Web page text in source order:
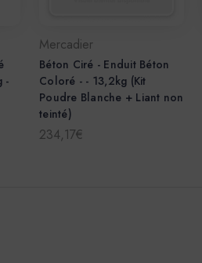
-
Mercadier
Béton Ciré - Enduit Béton
Coloré - - 13,2kg (Kit
Poudre Blanche + Liant non
teinté)
234,17€